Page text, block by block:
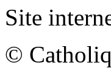
Site
©